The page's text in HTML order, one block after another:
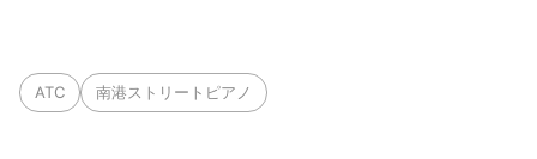
ATC 南港ストリートピアノ